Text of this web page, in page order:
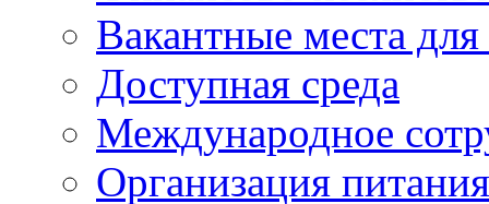
Вакантные места
Доступная среда
Международное
Организация